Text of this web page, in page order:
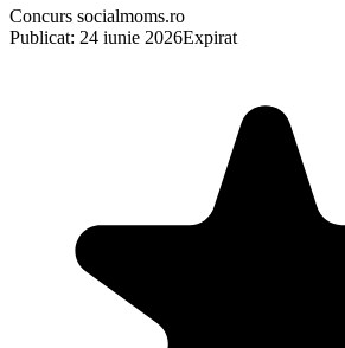
Concurs socialmoms.ro
Publicat: 24 iunie 2026Expirat